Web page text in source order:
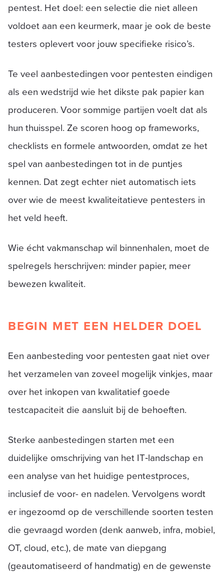
pentest. Het doel: een selectie die niet alleen
voldoet aan een keurmerk, maar je ook de beste
testers oplevert voor jouw specifieke risico’s.
Te veel aanbestedingen voor pentesten eindigen
als een wedstrijd wie het dikste pak papier kan
produceren. Voor sommige partijen voelt dat als
hun thuisspel. Ze scoren hoog op frameworks,
checklists en formele antwoorden, omdat ze het
spel van aanbestedingen tot in de puntjes
kennen. Dat zegt echter niet automatisch iets
over wie de meest kwaliteitatieve pentesters in
het veld heeft.
Wie écht vakmanschap wil binnenhalen, moet de
spelregels herschrijven: minder papier, meer
bewezen kwaliteit.
BEGIN MET EEN HELDER DOEL
Een aanbesteding voor pentesten gaat niet over
het verzamelen van zoveel mogelijk vinkjes, maar
over het inkopen van kwalitatief goede
testcapaciteit die aansluit bij de behoeften.
Sterke aanbestedingen starten met een
duidelijke omschrijving van het IT‑landschap en
een analyse van het huidige pentestproces,
inclusief de voor- en nadelen. Vervolgens wordt
er ingezoomd op de verschillende soorten testen
die gevraagd worden (denk aanweb, infra, mobiel,
OT, cloud, etc.), de mate van diepgang
(geautomatiseerd of handmatig) en de gewenste